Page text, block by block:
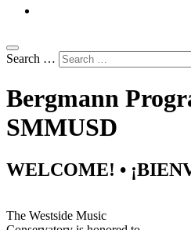
Search …
Bergmann
SMMUSD
WELCOME! •
The Westside Music